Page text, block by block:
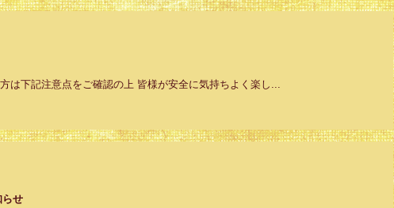
は下記注意点をご確認の上 皆様が安全に気持ちよく楽し...
らせ